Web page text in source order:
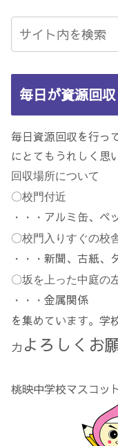
毎日が資源回収
毎日資源回収を行っ
にとてもうれしく思
回収場所について
〇校門付近
・・・ アルミ缶、ペ
〇校門入りすぐの校
・・・ 新聞、古紙、
〇坂を上った中庭の
・・・ 金属関係
を集めています。学
力 よろしくお
桃映中学校マスコッ